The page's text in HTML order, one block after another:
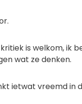
is welkom, ik
wat ze denken.
ietwat vreemd in